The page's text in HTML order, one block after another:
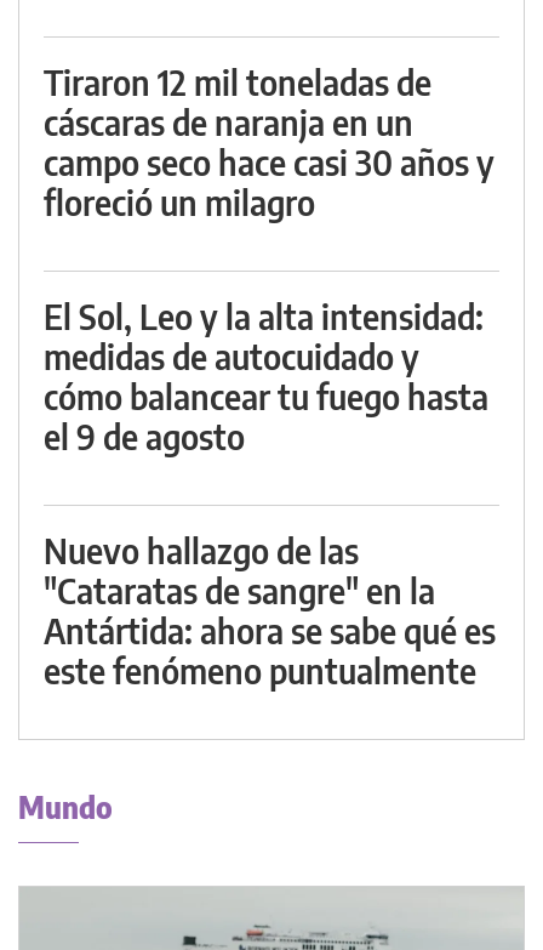
Tiraron 12 mil toneladas de
cáscaras de naranja en un
campo seco hace casi 30 años y
floreció un milagro
El Sol, Leo y la alta intensidad:
medidas de autocuidado y
cómo balancear tu fuego hasta
el 9 de agosto
Nuevo hallazgo de las
"Cataratas de sangre" en la
Antártida: ahora se sabe qué es
este fenómeno puntualmente
Mundo